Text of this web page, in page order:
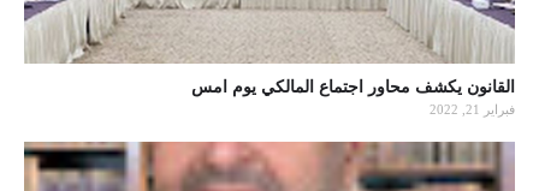
القانون يكشف محاور اجتماع المالكي يوم امس
فبراير 21, 2022